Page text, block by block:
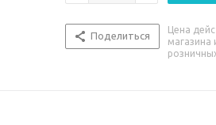
Поделиться
Цена
магазина